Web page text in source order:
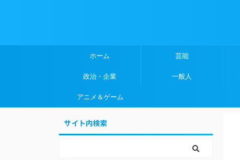
ホーム 芸能
政治・企業 一般人
アニメ＆ゲーム
サイト内検索